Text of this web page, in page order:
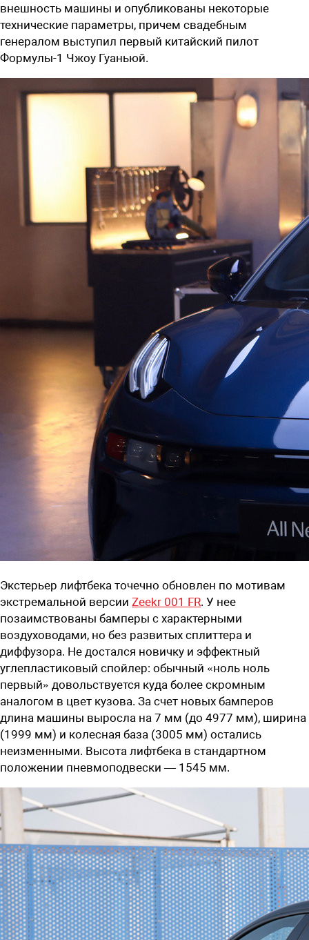
внешность машины и опубликованы некоторые
технические параметры, причем свадебным
генералом выступил первый китайский пилот
Формулы-1 Чжоу Гуаньюй.
Экстерьер лифтбека точечно обновлен по мотивам
экстремальной версии Zeekr 001 FR. У нее
позаимствованы бамперы с характерными
воздуховодами, но без развитых сплиттера и
диффузора. Не достался новичку и эффектный
углепластиковый спойлер: обычный «ноль ноль
первый» довольствуется куда более скромным
аналогом в цвет кузова. За счет новых бамперов
длина машины выросла на 7 мм (до 4977 мм), ширина
(1999 мм) и колесная база (3005 мм) остались
неизменными. Высота лифтбека в стандартном
положении пневмоподвески — 1545 мм.